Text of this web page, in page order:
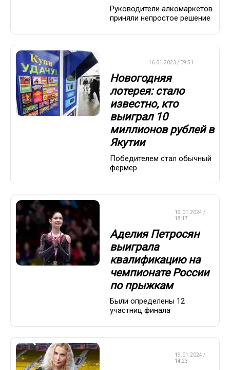
Руководители алкомаркетов
приняли непростое решение
16.01.2023 / 09:51
Новогодняя
лотерея: стало
известно, кто
выиграл 10
миллионов рублей в
Якутии
Победителем стал обычный
фермер
19.01.2024 /
18:17
Аделия Петросян
выиграла
квалификацию на
чемпионате России
по прыжкам
Были определены 12
участниц финала
19.01.2024 /
14:23